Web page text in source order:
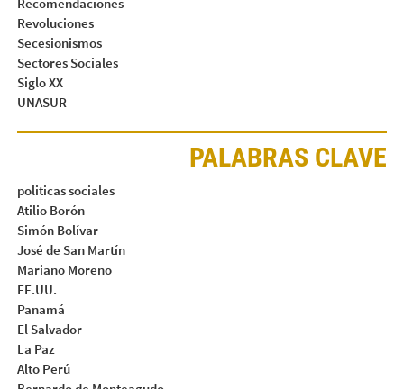
Revoluciones
Secesionismos
Sectores Sociales
Siglo XX
UNASUR
PALABRAS CLAVE
politicas sociales
Atilio Borón
Simón Bolívar
José de San Martín
Mariano Moreno
EE.UU.
Panamá
El Salvador
La Paz
Alto Perú